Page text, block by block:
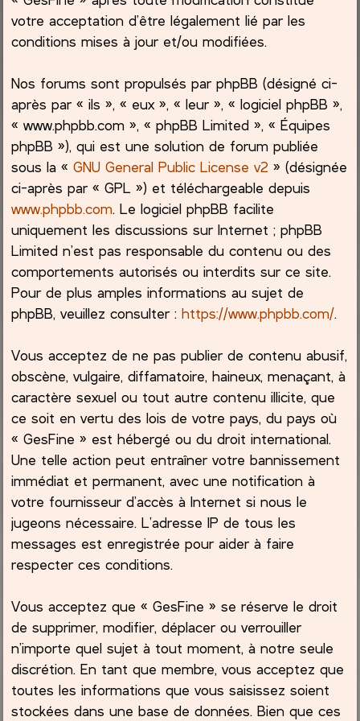
votre acceptation d’être légalement lié par les
conditions mises à jour et/ou modifiées.
Nos forums sont propulsés par phpBB (désigné ci-
après par « ils », « eux », « leur », « logiciel phpBB »,
« www.phpbb.com », « phpBB Limited », « Équipes
phpBB »), qui est une solution de forum publiée
sous la «GNU General Public License v2 » (désignée
ci-après par « GPL ») et téléchargeable depuis
www.phpbb.com. Le logiciel phpBB facilite
uniquement les discussions sur Internet ; phpBB
Limited n’est pas responsable du contenu ou des
comportements autorisés ou interdits sur ce site.
Pour de plus amples informations au sujet de
phpBB, veuillez consulter :https://www.phpbb.com/.
Vous acceptez de ne pas publier de contenu abusif,
obscène, vulgaire, diffamatoire, haineux, menaçant, à
caractère sexuel ou tout autre contenu illicite, que
ce soit en vertu des lois de votre pays, du pays où
« GesFine » est hébergé ou du droit international.
Une telle action peut entraîner votre bannissement
immédiat et permanent, avec une notification à
votre fournisseur d’accès à Internet si nous le
jugeons nécessaire. L’adresse IP de tous les
messages est enregistrée pour aider à faire
respecter ces conditions.
Vous acceptez que « GesFine » se réserve le droit
de supprimer, modifier, déplacer ou verrouiller
n’importe quel sujet à tout moment, à notre seule
discrétion. En tant que membre, vous acceptez que
toutes les informations que vous saisissez soient
stockées dans une base de données. Bien que ces